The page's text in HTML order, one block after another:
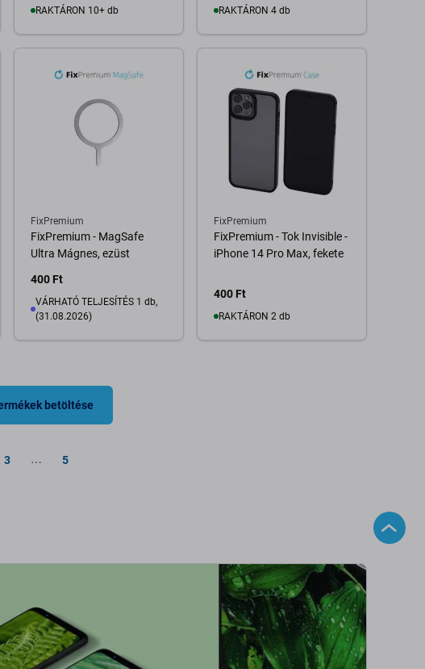
RAKTÁRON 10+ db
RAKTÁRON 4 db
FixPremium
FixPremium - MagSafe
Ultra Mágnes, ezüst
400 Ft
VÁRHATÓ TELJESÍTÉS 1 db,
(31.08.2026)
Kosárba
FixPremium
FixPremium - Tok Invisible -
iPhone 14 Pro Max, fekete
400 Ft
RAKTÁRON 2 db
betöltése
3 ⋯ 5